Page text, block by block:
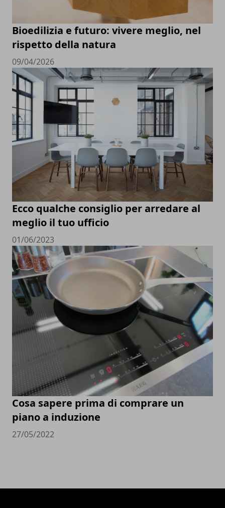
Bioedilizia e futuro: vivere meglio, nel
rispetto della natura
09/04/2026
Ecco qualche consiglio per arredare al
meglio il tuo ufficio
01/06/2023
Cosa sapere prima di comprare un
piano a induzione
27/05/2022